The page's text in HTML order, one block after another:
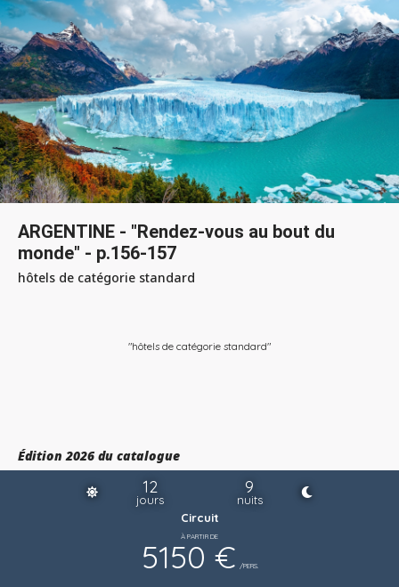
ARGENTINE - "Rendez-vous au bout du
monde" - p.156-157
Édition 2026 du catalogue
hôtels de catégorie standard
"hôtels de catégorie standard"
12
jours
9
nuits
Circuit
À PARTIR DE
5150 € /PERS.